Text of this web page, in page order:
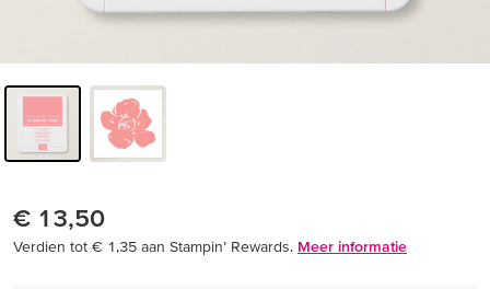
€ 13,50
Verdien tot € 1,35 aan Stampin’ Rewards. Meer informatie